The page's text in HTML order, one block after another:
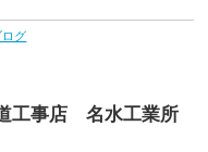
ログ
工事店 名水工業所